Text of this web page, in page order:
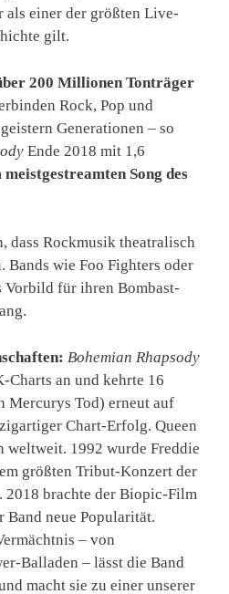
als einer der größten Live-
gilt.
200 Millionen Tonträger
Rock, Pop und
Generationen – so
Ende 2018 mit 1,6
meistgestreamten Song des
dass Rockmusik theatralisch
Bands wie Foo Fighters oder
Vorbild für ihren Bombast-
Bohemian Rhapsody
Charts an und kehrte 16
Mercurys Tod) erneut auf
Chart-Erfolg. Queen
weltweit. 1992 wurde Freddie
größten Tribut-Konzert der
2018 brachte der Biopic-Film
Band neue Popularität.
– von
Balladen – lässt die Band
macht sie zu einer unserer